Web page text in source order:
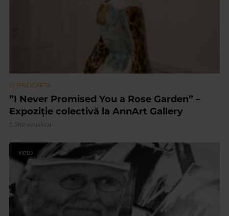
CLIPA DE ARTA
”I Never Promised You a Rose Garden” –
Expoziție colectivă la AnnArt Gallery
5.582 vizualizari
VIDEO